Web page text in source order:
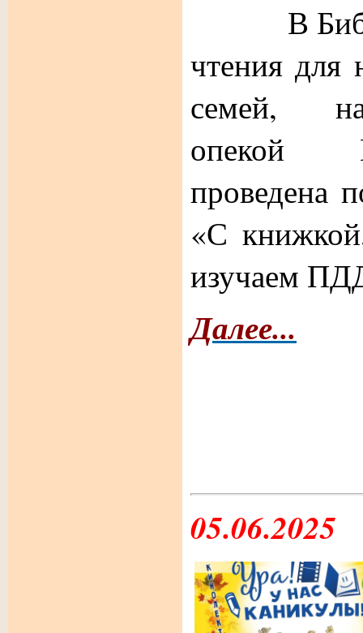
В
чтения для
семей,
опекой
проведена
«С
изучаем
Далее...
05.06.2025